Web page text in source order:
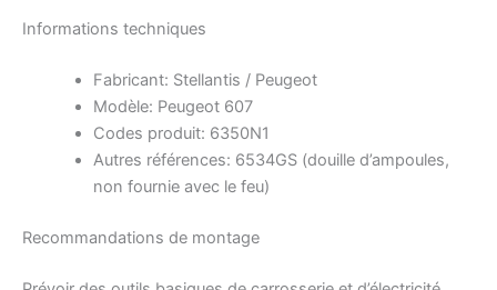
Informations techniques
Fabricant: Stellantis / Peugeot
Modèle: Peugeot 607
Codes produit: 6350N1
Autres références: 6534GS (douille d’ampoules,
non fournie avec le feu)
Recommandations de montage